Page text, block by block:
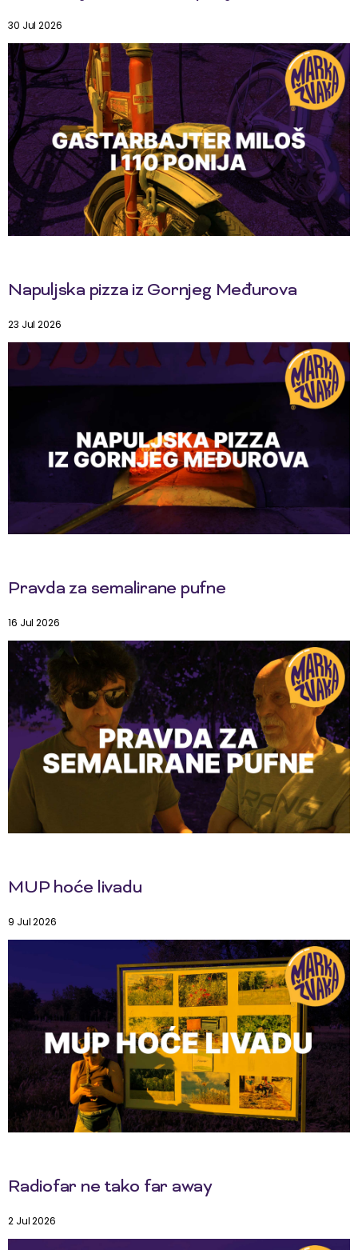
30 Jul 2026
Napuljska pizza iz Gornjeg Međurova
23 Jul 2026
Pravda za semalirane pufne
16 Jul 2026
MUP hoće livadu
9 Jul 2026
Radiofar ne tako far away
2 Jul 2026